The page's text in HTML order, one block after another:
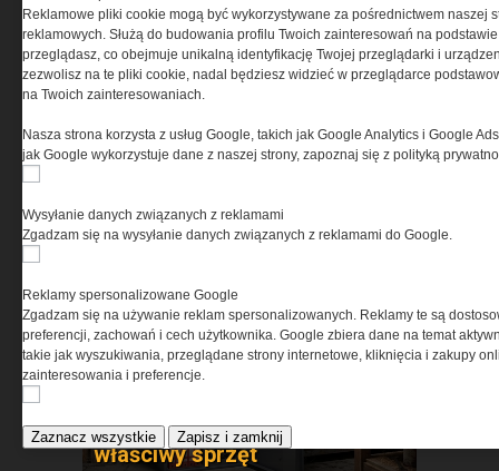
Retraktory Gear Keeper –
dlaczego coraz częściej
taktyczne?
Przechowywanie broni po
mówi prawo i jak wybrać
właściwy sprzęt
Reklamowe pliki cookie mogą być wykorzystywane za pośrednictwem naszej
reklamowych. Służą do budowania profilu Twoich zainteresowań na
przeglądasz, co obejmuje unikalną identyfikację Twojej przeglądarki i
zezwolisz na te pliki cookie, nadal będziesz widzieć w przeglądarce
na Twoich zainteresowaniach.
Nasza strona korzysta z usług Google, takich jak Google Analytics i Google
jak Google wykorzystuje dane z naszej strony, zapoznaj się z polityką
Wysyłanie danych związanych z reklamami
Zgadzam się na wysyłanie danych związanych z reklamami do Google.
Reklamy spersonalizowane Google
Zgadzam się na używanie reklam spersonalizowanych. Reklamy te są
preferencji, zachowań i cech użytkownika. Google zbiera dane na temat
takie jak wyszukiwania, przeglądane strony internetowe, kliknięcia i zakupy
zainteresowania i preferencje.
Zaznacz wszystkie Zapisz i zamknij